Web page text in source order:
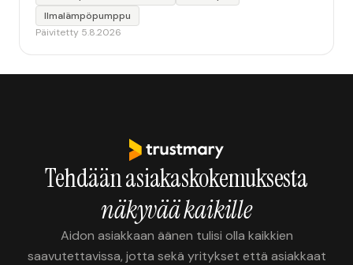
Ilmalämpöpumppu
Päivitetty 5.8.2026
Tehdään asiakaskokemuksesta
näkyvää kaikille
Aidon asiakkaan äänen tulisi olla kaikkien
saavutettavissa, jotta sekä yritykset että asiakkaat